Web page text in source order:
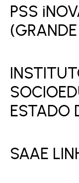
PSS
ESTADO
SAAE